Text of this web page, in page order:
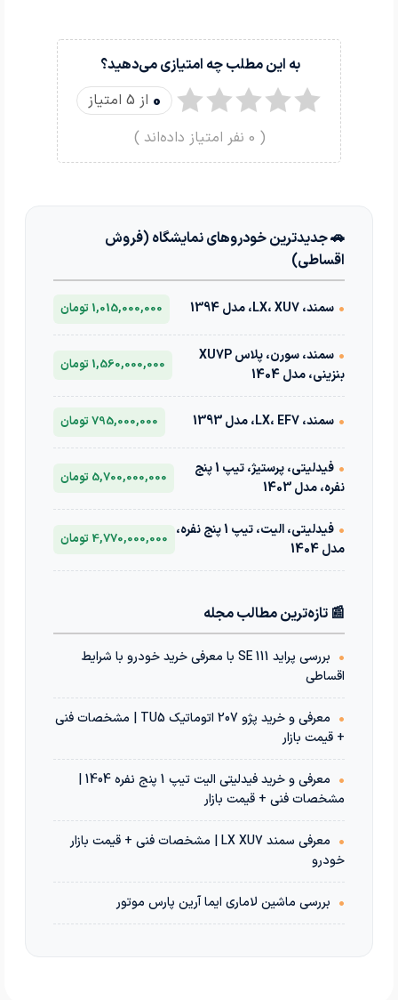
به این مطلب چه امتیازی می‌دهید؟
0 از 5 امتیاز
(
0 نفر امتیاز داده‌اند )
🚗 جدیدترین خودروهای نمایشگاه (فروش
اقساطی)
• سمند، LX، XU7، مدل 1394 1,015,000,000 تومان
•
سمند، سورن، پلاس XU7P
بنزینی، مدل 1404
1,560,000,000 تومان
• سمند، LX، EF7، مدل 1393 795,000,000 تومان
•
فیدلیتی، پرستیژ، تیپ 1 پنج
نفره، مدل 1403
5,700,000,000 تومان
•
فیدلیتی، الیت، تیپ 1 پنج نفره،
مدل 1404
4,770,000,000 تومان
📰 تازه‌ترین مطالب مجله
•
بررسی پراید 111 SE با معرفی خرید خودرو با شرایط
اقساطی
•
معرفی و خرید پژو 207 اتوماتیک TU5 | مشخصات فنی
+ قیمت بازار
•
معرفی و خرید فیدلیتی الیت تیپ 1 پنج نفره 1404 |
مشخصات فنی + قیمت بازار
•
معرفی سمند LX XU7 | مشخصات فنی + قیمت بازار
خودرو
• بررسی ماشین لاماری ایما آرین پارس موتور